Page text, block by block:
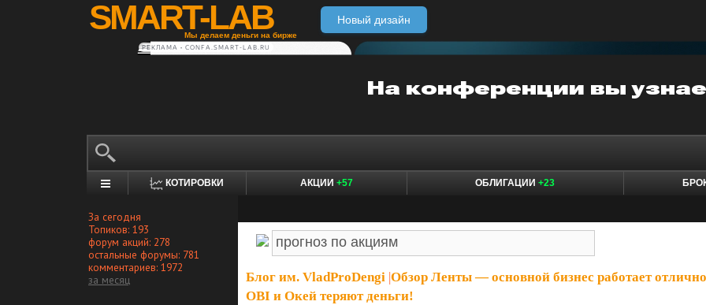
SMART-LAB
Мы делаем деньги на бирже
Новый дизайн
РЕКЛАМА • CONFA.SMART-LAB.RU
КОТИРОВКИ АКЦИИ +57 ОБЛИГАЦИИ +23
За сегодня
Топиков: 193
форум акций: 278
остальные форумы: 781
комментариев: 1972
за месяц
Блог им. VladProDengi Обзор Ленты — основной бизнес работает
OBI и Окей теряют деньги!